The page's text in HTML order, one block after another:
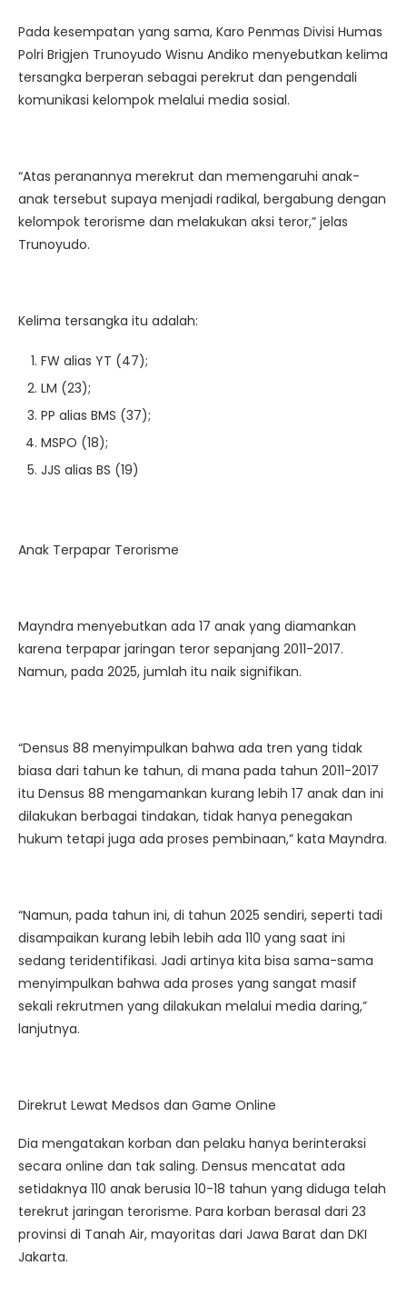
Pada kesempatan yang sama, Karo Penmas Divisi Humas
Polri Brigjen Trunoyudo Wisnu Andiko menyebutkan kelima
tersangka berperan sebagai perekrut dan pengendali
komunikasi kelompok melalui media sosial.
“Atas peranannya merekrut dan memengaruhi anak-
anak tersebut supaya menjadi radikal, bergabung dengan
kelompok terorisme dan melakukan aksi teror,” jelas
Trunoyudo.
Kelima tersangka itu adalah:
FW alias YT (47);
LM (23);
PP alias BMS (37);
MSPO (18);
JJS alias BS (19)
Anak Terpapar Terorisme
Mayndra menyebutkan ada 17 anak yang diamankan
karena terpapar jaringan teror sepanjang 2011-2017.
Namun, pada 2025, jumlah itu naik signifikan.
“Densus 88 menyimpulkan bahwa ada tren yang tidak
biasa dari tahun ke tahun, di mana pada tahun 2011-2017
itu Densus 88 mengamankan kurang lebih 17 anak dan ini
dilakukan berbagai tindakan, tidak hanya penegakan
hukum tetapi juga ada proses pembinaan,” kata Mayndra.
“Namun, pada tahun ini, di tahun 2025 sendiri, seperti tadi
disampaikan kurang lebih lebih ada 110 yang saat ini
sedang teridentifikasi. Jadi artinya kita bisa sama-sama
menyimpulkan bahwa ada proses yang sangat masif
sekali rekrutmen yang dilakukan melalui media daring,”
lanjutnya.
Direkrut Lewat Medsos dan Game Online
Dia mengatakan korban dan pelaku hanya berinteraksi
secara online dan tak saling. Densus mencatat ada
setidaknya 110 anak berusia 10-18 tahun yang diduga telah
terekrut jaringan terorisme. Para korban berasal dari 23
provinsi di Tanah Air, mayoritas dari Jawa Barat dan DKI
Jakarta.